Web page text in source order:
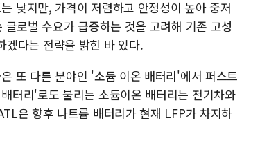
낮지만, 가격이 저렴하고 안정성이 높아 중저
로벌 수요가 급증하는 것을 고려해 기존 고성
겠다는 전략을 밝힌 바 있다.
또 다른 분야인 '소듐 이온 배터리'에서 퍼스트
터리'로도 불리는 소듐이온 배터리는 전기차와
은 향후 나트륨 배터리가 현재 LFP가 차지하